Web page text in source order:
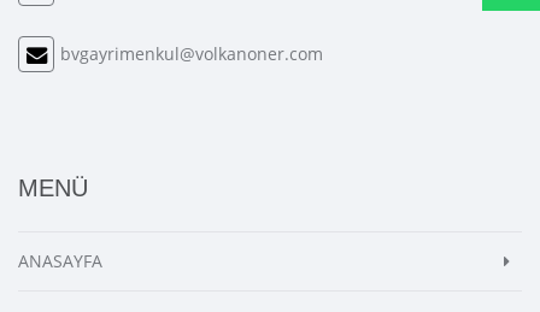
bvgayrimenkul@volkanoner.com
MENÜ
ANASAYFA